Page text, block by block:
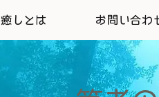
癒しとは お問い合わ